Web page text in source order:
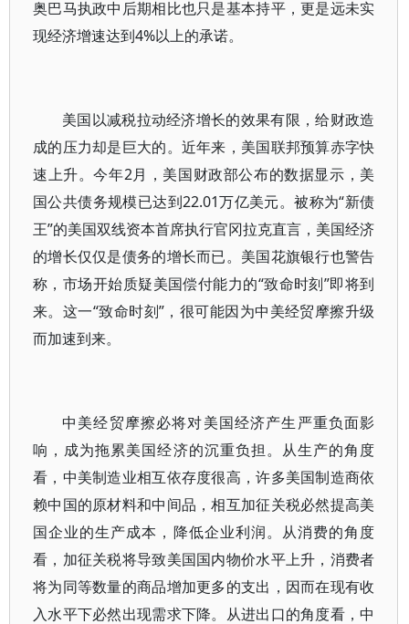
奥巴马执政中后期相比也只是基本持平，更是远未实
现经济增速达到4%以上的承诺。
美国以减税拉动经济增长的效果有限，给财政造
成的压力却是巨大的。近年来，美国联邦预算赤字快
速上升。今年2月，美国财政部公布的数据显示，美
国公共债务规模已达到22.01万亿美元。被称为“新债
王”的美国双线资本首席执行官冈拉克直言，美国经济
的增长仅仅是债务的增长而已。美国花旗银行也警告
称，市场开始质疑美国偿付能力的“致命时刻”即将到
来。这一“致命时刻”，很可能因为中美经贸摩擦升级
而加速到来。
中美经贸摩擦必将对美国经济产生严重负面影
响，成为拖累美国经济的沉重负担。从生产的角度
看，中美制造业相互依存度很高，许多美国制造商依
赖中国的原材料和中间品，相互加征关税必然提高美
国企业的生产成本，降低企业利润。从消费的角度
看，加征关税将导致美国国内物价水平上升，消费者
将为同等数量的商品增加更多的支出，因而在现有收
入水平下必然出现需求下降。从进出口的角度看，中